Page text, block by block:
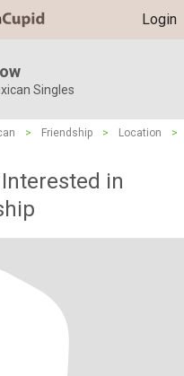
Login
Singles
> Friendship > Location
>
in